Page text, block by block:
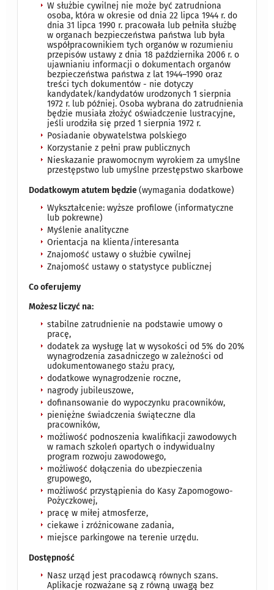
W służbie cywilnej nie może być zatrudniona
osoba, która w okresie od dnia 22 lipca 1944 r. do
dnia 31 lipca 1990 r. pracowała lub pełniła służbę
w organach bezpieczeństwa państwa lub była
współpracownikiem tych organów w rozumieniu
przepisów ustawy z dnia 18 października 2006 r. o
ujawnianiu informacji o dokumentach organów
bezpieczeństwa państwa z lat 1944–1990 oraz
treści tych dokumentów - nie dotyczy
kandydatek/kandydatów urodzonych 1 sierpnia
1972 r. lub później. Osoba wybrana do zatrudnienia
będzie musiała złożyć oświadczenie lustracyjne,
jeśli urodziła się przed 1 sierpnia 1972 r.
Posiadanie obywatelstwa polskiego
Korzystanie z pełni praw publicznych
Nieskazanie prawomocnym wyrokiem za umyślne
przestępstwo lub umyślne przestępstwo skarbowe
Dodatkowym atutem będzie(wymagania dodatkowe)
Wykształcenie: wyższe profilowe (informatyczne
lub pokrewne)
Myślenie analityczne
Orientacja na klienta/interesanta
Znajomość ustawy o służbie cywilnej
Znajomość ustawy o statystyce publicznej
Co oferujemy
Możesz liczyć na:
stabilne zatrudnienie na podstawie umowy o
pracę,
dodatek za wysługę lat w wysokości od 5% do 20%
wynagrodzenia zasadniczego w zależności od
udokumentowanego stażu pracy,
dodatkowe wynagrodzenie roczne,
nagrody jubileuszowe,
dofinansowanie do wypoczynku pracowników,
pieniężne świadczenia świąteczne dla
pracowników,
możliwość podnoszenia kwalifikacji zawodowych
w ramach szkoleń opartych o indywidualny
program rozwoju zawodowego,
możliwość dołączenia do ubezpieczenia
grupowego,
możliwość przystąpienia do Kasy Zapomogowo-
Pożyczkowej,
pracę w miłej atmosferze,
ciekawe i zróżnicowane zadania,
miejsce parkingowe na terenie urzędu.
Dostępność
Nasz urząd jest pracodawcą równych szans.
Aplikacje rozważane są z równą uwagą bez